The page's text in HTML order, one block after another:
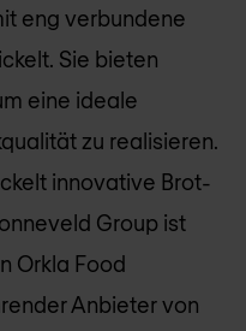
eng verbundene
Sie bieten
eine ideale
zu realisieren.
innovative Brot-
Group ist
Orkla Food
Anbieter von